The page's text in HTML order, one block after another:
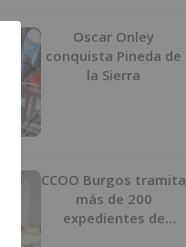
Oscar Onley
conquista Pineda de
la Sierra
CCOO Burgos tramita
más de 200
expedientes de